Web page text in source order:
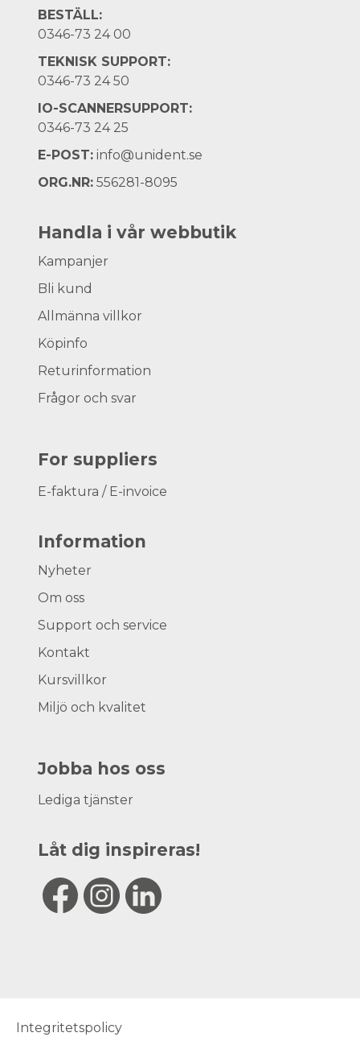
BESTÄLL:
0346-73 24 00
TEKNISK SUPPORT:
0346-73 24 50
IO-SCANNERSUPPORT:
0346-73 24 25
E-POST: info@unident.se
ORG.NR: 556281-8095
Handla i vår webbutik
Kampanjer
Bli kund
Allmänna villkor
Köpinfo
Returinformation
Frågor och svar
For suppliers
E-faktura / E-invoice
Information
Nyheter
Om oss
Support och service
Kontakt
Kursvillkor
Miljö och kvalitet
Jobba hos oss
Lediga tjänster
Låt dig inspireras!
Integritetspolicy